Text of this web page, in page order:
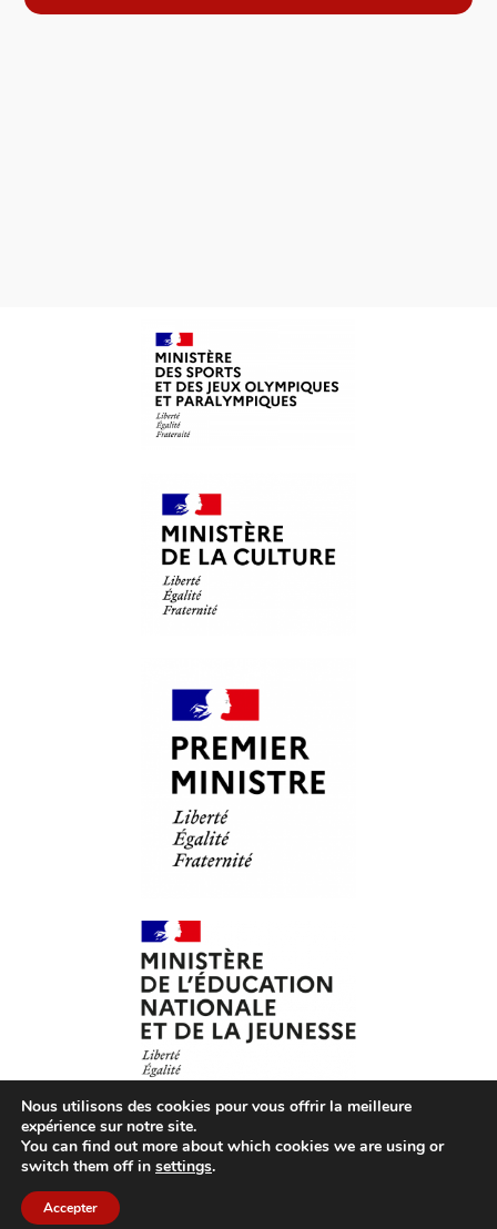
© Les Petits Citoyens – 2026 – Tous droits réservés – CGV
– CGU–Mentions légales
par le ministère de l’Éducation nationale
Nous utilisons des cookies pour vous offrir la meilleure
expérience sur notre site.
You can find out more about which cookies we are using or
switch them off in settings.
Accepter